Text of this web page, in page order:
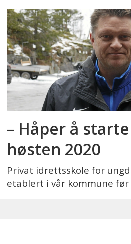
– Håper å
høsten 2020
Privat idrettsskole for
etablert i vår kommune før